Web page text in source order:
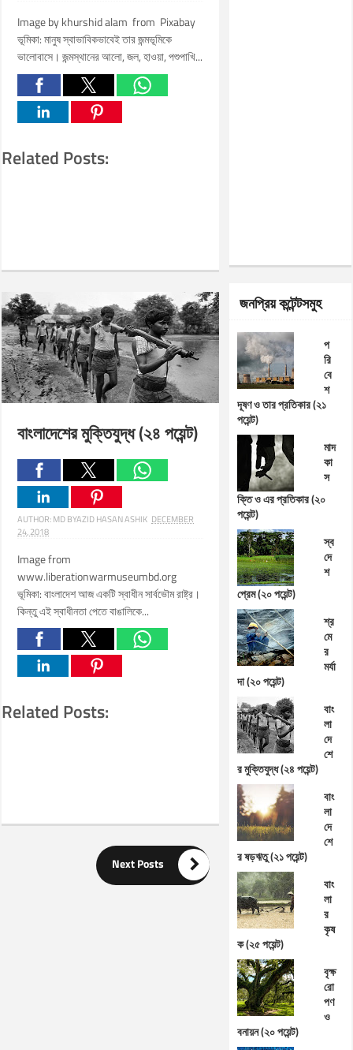
Image by khurshid alam from Pixabay
ভূমিকা: মানুষ স্বাভাবিকভাবেই তার জন্মভূমিকে
ভালোবাসে। জন্মস্থানের আলো, জল, হাওয়া, পশুপাখি...
Related Posts:
বাংলাদেশের মুক্তিযুদ্ধ (২৪ পয়েন্ট)
AUTHOR:MD BYAZID HASAN ASHIK DECEMBER
24, 2018
Image from
www.liberationwarmuseumbd.org
ভূমিকা: বাংলাদেশ আজ একটি স্বাধীন সার্বভৌম রাষ্ট্র।
কিন্তু এই স্বাধীনতা পেতে বাঙালিকে...
Related Posts:
Next Posts 
জনপ্রিয় কন্টেন্টসমুহ
প
রি
বে
শ
দূষণ ও তার প্রতিকার (২১
পয়েন্ট)
মাদ
কা
স
ক্তি ও এর প্রতিকার (২০
পয়েন্ট)
স্ব
দে
শ
প্রেম (২০ পয়েন্ট)
শ্র
মে
র
মর্যা
দা (২০ পয়েন্ট)
বাং
লা
দে
শে
র মুক্তিযুদ্ধ (২৪ পয়েন্ট)
বাং
লা
দে
শে
র ষড়ঋতু (২১ পয়েন্ট)
বাং
লা
র
কৃষ
ক (২৫ পয়েন্ট)
বৃক্ষ
রো
পণ
ও
বনায়ন (২০ পয়েন্ট)